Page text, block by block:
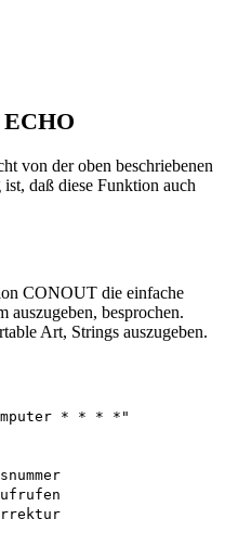
von der oben beschriebenen
daß diese Funktion auch
CONOUT die einfache
besprochen.
Art, Strings auszugeben.
* * * *"